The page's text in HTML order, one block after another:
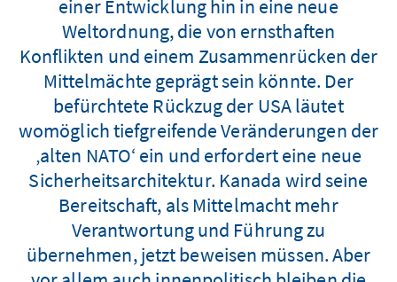
einer Entwicklung hin in eine neue
Weltordnung, die von ernsthaften
Konflikten und einem Zusammenrücken der
Mittelmächte geprägt sein könnte. Der
befürchtete Rückzug der USA läutet
womöglich tiefgreifende Veränderungen der
‚alten NATO‘ ein und erfordert eine neue
Sicherheitsarchitektur. Kanada wird seine
Bereitschaft, als Mittelmacht mehr
Verantwortung und Führung zu
übernehmen, jetzt beweisen müssen. Aber